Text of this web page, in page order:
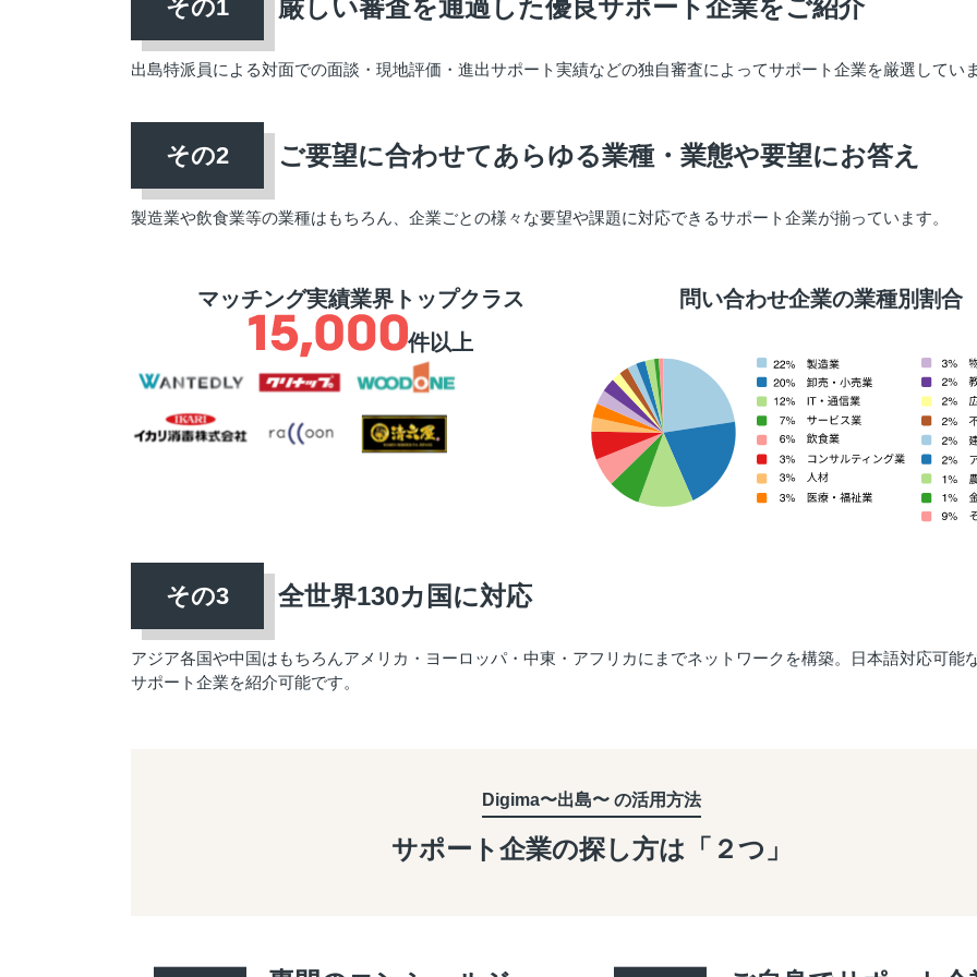
厳しい審査を通過した優良サポート企業をご紹介
出島特派員による対面での面談・現地評価・進出サポート実績などの独自審査によってサポート企業を厳選してい
ご要望に合わせてあらゆる業種・業態や要望にお答え
製造業や飲食業等の業種はもちろん、企業ごとの様々な要望や課題に対応できるサポート企業が揃っています。
マッチング実績業界トップクラス
件以上
問い合わせ企業の業種別割合
全世界130カ国に対応
アジア各国や中国はもちろんアメリカ・ヨーロッパ・中東・アフリカにまでネットワークを構築。日本語対応可能
サポート企業を紹介可能です。
Digima〜出島〜 の活用方法
サポート企業の探し方は「２つ」